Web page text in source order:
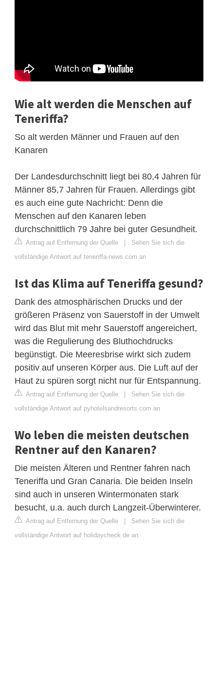
Wie alt werden die Menschen auf
Teneriffa?
So alt werden Männer und Frauen auf den
Kanaren
Der Landesdurchschnitt liegt bei 80,4 Jahren für
Männer 85,7 Jahren für Frauen. Allerdings gibt
es auch eine gute Nachricht: Denn die
Menschen auf den Kanaren leben
durchschnittlich 79 Jahre bei guter Gesundheit.
Antrag auf Entfernung der Quelle | Sehen Sie sich die
vollständige Antwort auf teneriffa-news.com an
Ist das Klima auf Teneriffa gesund?
Dank des atmosphärischen Drucks und der
größeren Präsenz von Sauerstoff in der Umwelt
wird das Blut mit mehr Sauerstoff angereichert,
was die Regulierung des Bluthochdrucks
begünstigt. Die Meeresbrise wirkt sich zudem
positiv auf unseren Körper aus. Die Luft auf der
Haut zu spüren sorgt nicht nur für Entspannung.
Antrag auf Entfernung der Quelle | Sehen Sie sich die
vollständige Antwort auf pyhotelsandresorts.com an
Wo leben die meisten deutschen
Rentner auf den Kanaren?
Die meisten Älteren und Rentner fahren nach
Teneriffa und Gran Canaria. Die beiden Inseln
sind auch in unseren Wintermonaten stark
besucht, u.a. auch durch Langzeit-Überwinterer.
Antrag auf Entfernung der Quelle | Sehen Sie sich die
vollständige Antwort auf holidaycheck.de an